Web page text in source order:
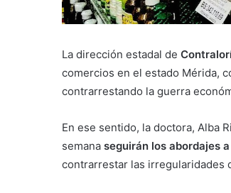
La dirección estadal de
comercios en el estado Mérida,
contrarrestando la guerra
En ese sentido, la doctora, Alba
semana seguirán los abordajes
contrarrestar las irregularidades